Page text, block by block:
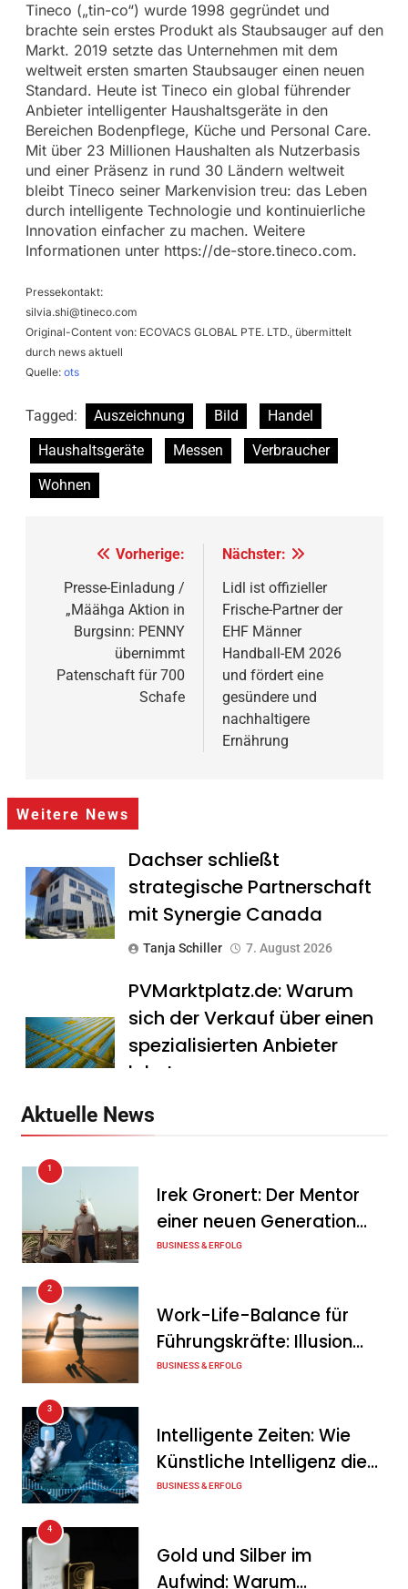
Tineco („tin-co“) wurde 1998 gegründet und
brachte sein erstes Produkt als Staubsauger auf den
Markt. 2019 setzte das Unternehmen mit dem
weltweit ersten smarten Staubsauger einen neuen
Standard. Heute ist Tineco ein global führender
Anbieter intelligenter Haushaltsgeräte in den
Bereichen Bodenpflege, Küche und Personal Care.
Mit über 23 Millionen Haushalten als Nutzerbasis
und einer Präsenz in rund 30 Ländern weltweit
bleibt Tineco seiner Markenvision treu: das Leben
durch intelligente Technologie und kontinuierliche
Innovation einfacher zu machen. Weitere
Informationen unter https://de-store.tineco.com.
Pressekontakt:
silvia.shi@tineco.com
Original-Content von: ECOVACS GLOBAL PTE. LTD., übermittelt
durch news aktuell
Quelle: ots
Tagged: Auszeichnung Bild
Handel
Haushaltsgeräte
Messen
Verbraucher
Wohnen
Beitragsnavigation
Vorherige:
Presse-Einladung /
„Määhga Aktion in
Burgsinn: PENNY
übernimmt
Patenschaft für 700
Schafe
Nächster:
Lidl ist offizieller
Frische-Partner der
EHF Männer
Handball-EM 2026
und fördert eine
gesündere und
nachhaltigere
Ernährung
Weitere News
Dachser schließt
strategische Partnerschaft
mit Synergie Canada
Tanja Schiller 7. August 2026
PVMarktplatz.de: Warum
sich der Verkauf über einen
spezialisierten Anbieter
lohnt
Mitarbeitergespräch pro
Jahr nichts verändert – und
was stattdessen
Verbindlichkeit schafft
Tanja Schiller 7. August 2026
Wenn jede Minute zählt: Wie
Onboard-Kurier-Spezialist
Notfalllogistik neu denkt
Aktuelle News
1
Irek Gronert: Der Mentor
einer neuen Generation
von Unternehmern
BUSINESS & ERFOLG
2
Work-Life-Balance für
Führungskräfte: Illusion
oder echte Chance?
BUSINESS & ERFOLG
3
Intelligente Zeiten: Wie
Künstliche Intelligenz die
Geschäftswelt verändert
BUSINESS & ERFOLG
4
Gold und Silber im
Aufwind: Warum